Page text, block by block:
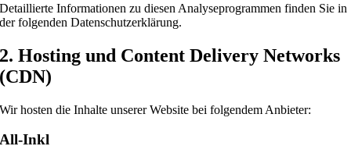
Detaillierte Informationen zu diesen Analyseprogrammen finden Sie in
der folgenden Datenschutzerklärung.
2. Hosting und Content Delivery Networks
(CDN)
Wir hosten die Inhalte unserer Website bei folgendem Anbieter:
All-Inkl